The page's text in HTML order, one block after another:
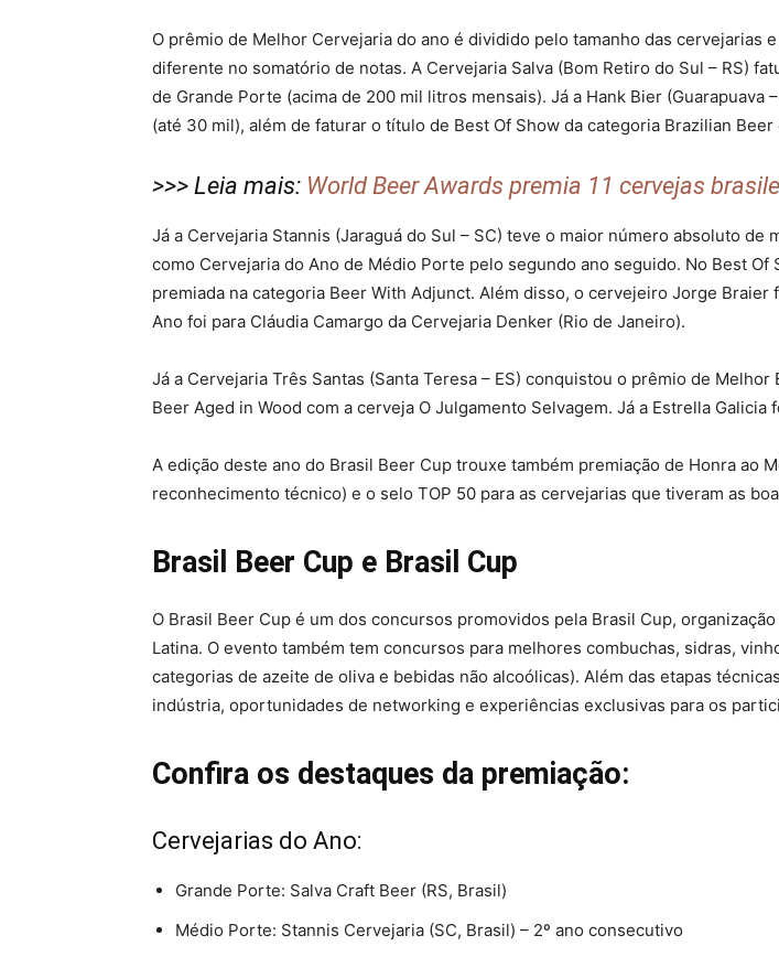
O prêmio de Melhor Cervejaria do ano é dividido pelo tamanho das cervejarias
diferente no somatório de notas. A Cervejaria Salva (Bom Retiro do Sul – RS)
de Grande Porte (acima de 200 mil litros mensais). Já a Hank Bier
(até 30 mil), além de faturar o título de Best Of Show da categoria Brazilian
>>> Leia mais: World Beer Awards premia 11 cervejas
Já a Cervejaria Stannis (Jaraguá do Sul – SC) teve o maior número absoluto
como Cervejaria do Ano de Médio Porte pelo segundo ano seguido. No Best
premiada na categoria Beer With Adjunct. Além disso, o cervejeiro Jorge
Ano foi para Cláudia Camargo da Cervejaria Denker (Rio de Janeiro).
Já a Cervejaria Três Santas (Santa Teresa – ES) conquistou o prêmio de
Beer Aged in Wood com a cerveja O Julgamento Selvagem. Já a Estrella
A edição deste ano do Brasil Beer Cup trouxe também premiação de Honra ao
reconhecimento técnico) e o selo TOP 50 para as cervejarias que tiveram as
Brasil Beer Cup e Brasil Cup
O Brasil Beer Cup é um dos concursos promovidos pela Brasil Cup,
Latina. O evento também tem concursos para melhores combuchas, sidras,
categorias de azeite de oliva e bebidas não alcoólicas). Além das etapas
indústria, oportunidades de networking e experiências exclusivas para os
Confira os destaques da premiação:
Cervejarias do Ano:
Grande Porte: Salva Craft Beer (RS, Brasil)
Médio Porte: Stannis Cervejaria (SC, Brasil) – 2º ano consecutivo